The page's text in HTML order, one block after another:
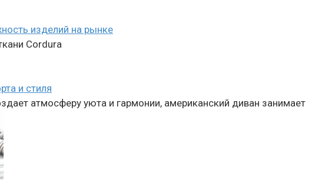
изделий на рынке
Cordura
и стиля
атмосферу уюта и гармонии, американский диван занимает